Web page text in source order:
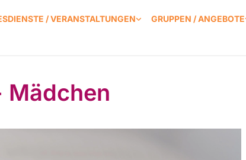
/ VERANSTALTUNGEN GRUPPEN / ANGEBOTE